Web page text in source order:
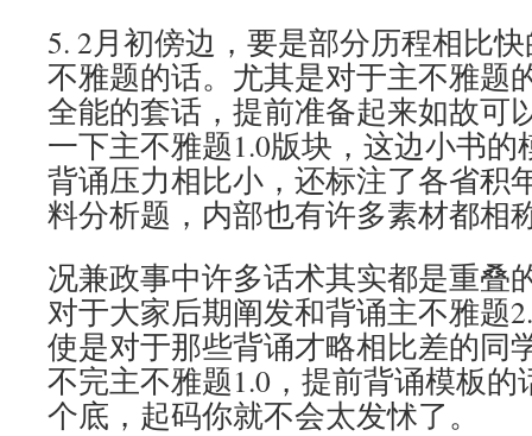
5. 2月初傍边，要是部分历程相比
不雅题的话。尤其是对于主不雅题
全能的套话，提前准备起来如故可
一下主不雅题1.0版块，这边小书
背诵压力相比小，还标注了各省积
料分析题，内部也有许多素材都相
况兼政事中许多话术其实都是重叠
对于大家后期阐发和背诵主不雅题
使是对于那些背诵才略相比差的同
不完主不雅题1.0，提前背诵模板
个底，起码你就不会太发怵了。